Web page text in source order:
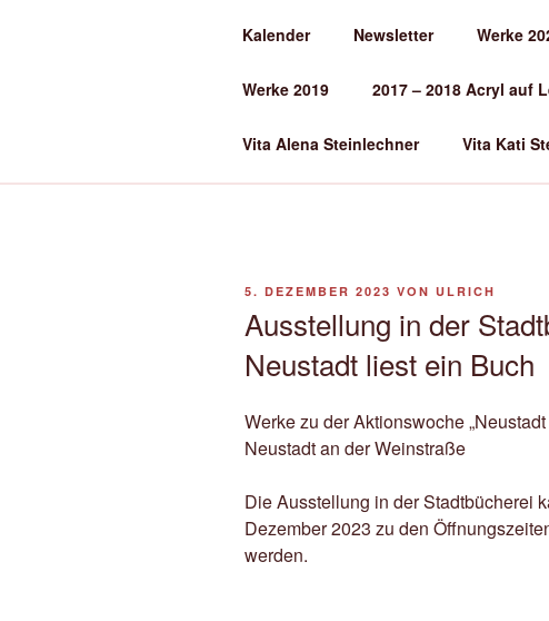
ALENA
Kalender Newsletter Werke
Werke 2019 2017 – 2018 Acryl auf
Vita Alena Steinlechner Vita Kati
VERÖFFENTLICHT
5. DEZEMBER 2023 VON ULRICH
Ausstellung in der
Neustadt liest ein Buch
Werke zu der Aktionswoche
Neustadt an der Weinstraße
Die Ausstellung in der Stadtbücherei
Dezember 2023 zu den
werden.